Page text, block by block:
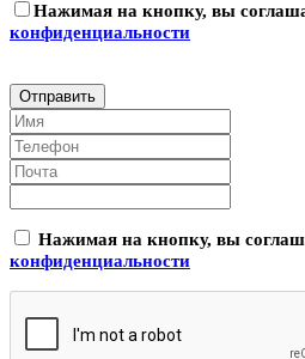
Нажимая на кнопку, вы
конфиденциальности
Нажимая на кнопку, вы
конфиденциальности